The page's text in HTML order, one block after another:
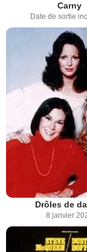
Carny
Date de sortie
Drôles de
8 janvier